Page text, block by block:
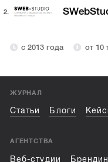
2.
с 2013 года от 10
ЖУРНАЛ
Статьи Блоги
АГЕНТСТВА
Веб-студии